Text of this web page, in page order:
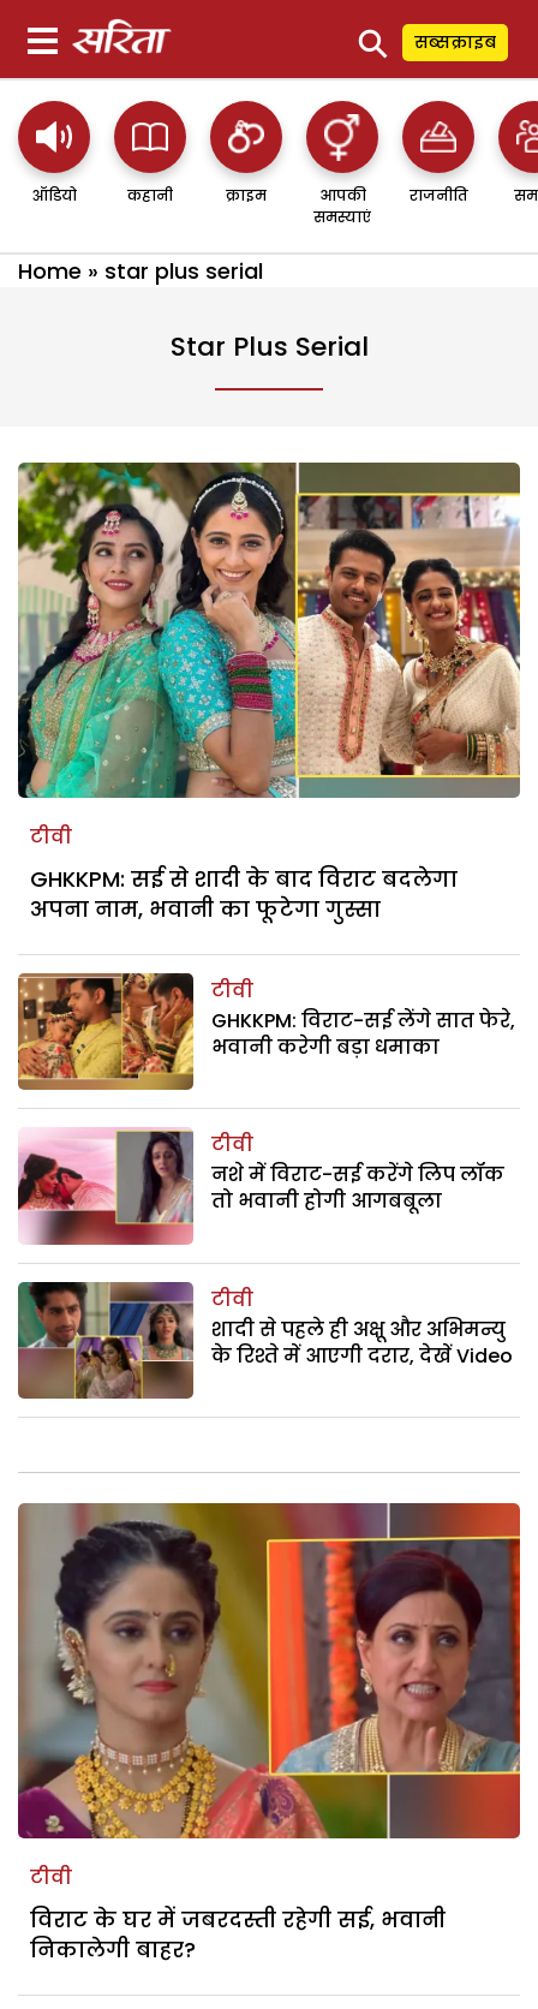
⚲ सब्सक्राइब
ऑडियो कहानी क्राइम
आपकी
समस्याएं
राजनीति
Home » star plus serial
Star Plus Serial
टीवी
GHKKPM: सई से शादी के बाद विराट बदलेगा
अपना नाम, भवानी का फूटेगा गुस्सा
टीवी
GHKKPM: विराट-सई लेंगे सात फेरे,
भवानी करेगी बड़ा धमाका
टीवी
नशे में विराट-सई करेंगे लिप लॉक
तो भवानी होगी आगबबूला
टीवी
शादी से पहले ही अक्षू और अभिमन्यु
के रिश्ते में आएगी दरार, देखें Video
टीवी
विराट के घर में जबरदस्ती रहेगी सई, भवानी
निकालेगी बाहर?